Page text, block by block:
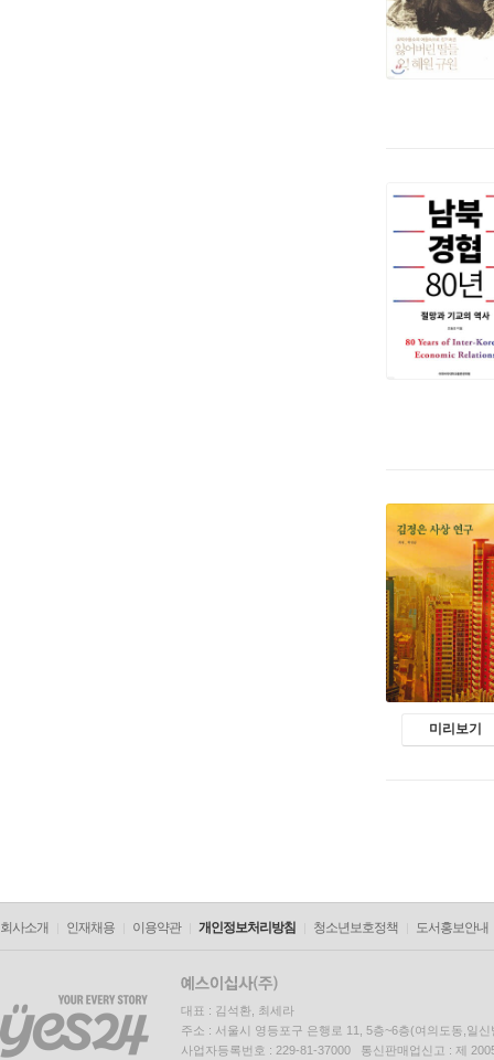
미리보기
회사소개 인재채용 이용약관 개인정보처리방침 청소년보호정책 도서홍보안내
대표 : 김석환, 최세라
주소 : 서울시 영등포구 은행로 11, 5층~6층(여의도동,일신
사업자등록번호 : 229-81-37000 통신판매업신고 : 제